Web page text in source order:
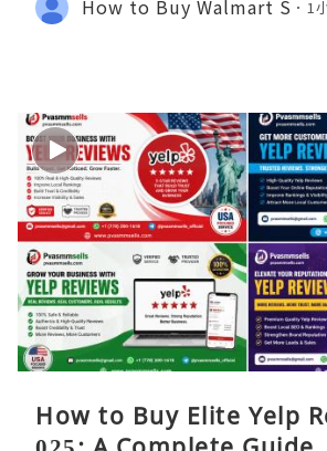
How to Buy Walmart S 1
How to Buy Elite Yelp